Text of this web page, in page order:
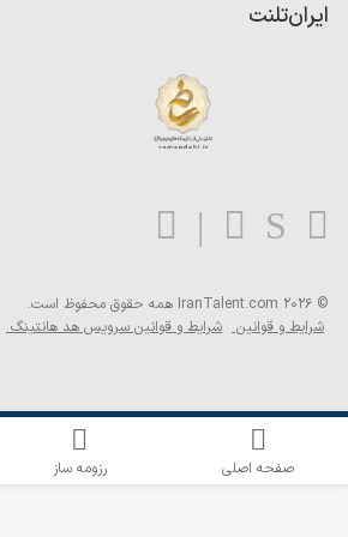
اطلاع‌رسانی شغلی را برای این جستجو فعال کنید
کاردیکس
ایران‌تلنت
بلاگ
© 2026 IranTalent.com
همه حقوق محفوظ است.
شرایط و قوانین شرایط و قوانین سرویس هد هانتینگ
صفحه اصلی رزومه ساز